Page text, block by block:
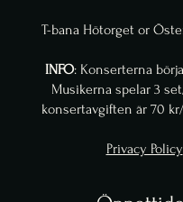
T-bana Hötorget or
INFO: Konserterna
Musikerna spelar 3
konsertavgiften är 70
Privacy Policy